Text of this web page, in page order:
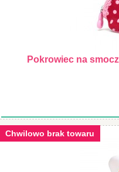
Pokrowiec na
Chwilowo brak towaru